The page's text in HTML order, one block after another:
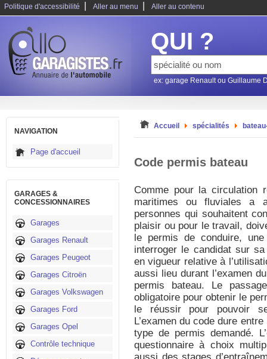
Politique d'accessibilité Aller au menu Aller au contenu
QUI ?
ex: garage Renault ou Guillaume
NAVIGATION
Page d'accueil
GARAGES &
CONCESSIONNAIRES
Garages
Garages Renault
Garages Peugeot
Garages Citroën
Garages Volkswagen
Garages Ford
Garages Opel
Contrôle technique
Accueil spécialités
Code permis bateau
Comme pour la circulation
maritimes ou fluviales a
personnes qui souhaitent
plaisir ou pour le travail,
le permis de conduire,
interroger le candidat sur
en vigueur relative à
aussi lieu durant l’examen
permis bateau. Le
obligatoire pour obtenir le
le réussir pour pouvoir
L’examen du code dure
type de permis demandé.
questionnaire à choix